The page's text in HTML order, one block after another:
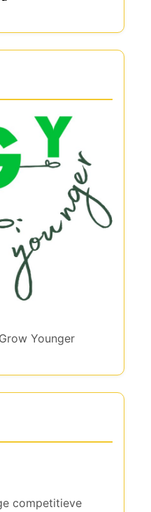
Younger
competitieve